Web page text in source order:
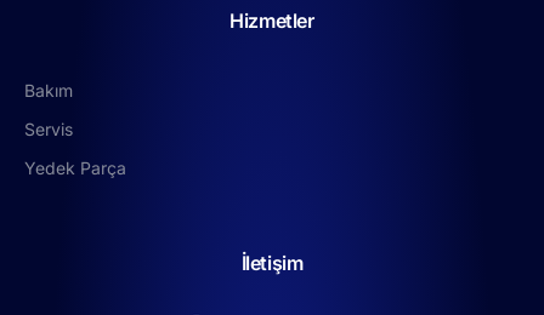
Hizmetler
Bakım
Servis
Yedek Parça
İletişim